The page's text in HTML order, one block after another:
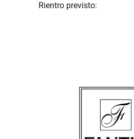
Rientro previsto: